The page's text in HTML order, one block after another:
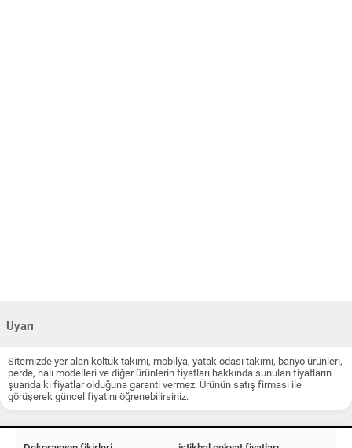
Uyarı
Sitemizde yer alan koltuk takımı, mobilya, yatak odası takımı, banyo ürünleri,
perde, halı modelleri ve diğer ürünlerin fiyatları hakkında sunulan fiyatların
şuanda ki fiyatlar olduğuna garanti vermez. Ürünün satış firması ile
görüşerek güncel fiyatını öğrenebilirsiniz.